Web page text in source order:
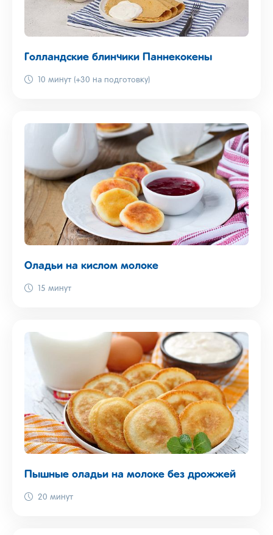
Голландские блинчики Паннекокены
10 минут (+30 на подготовку)
Оладьи на кислом молоке
15 минут
Пышные оладьи на молоке без дрожжей
20 минут